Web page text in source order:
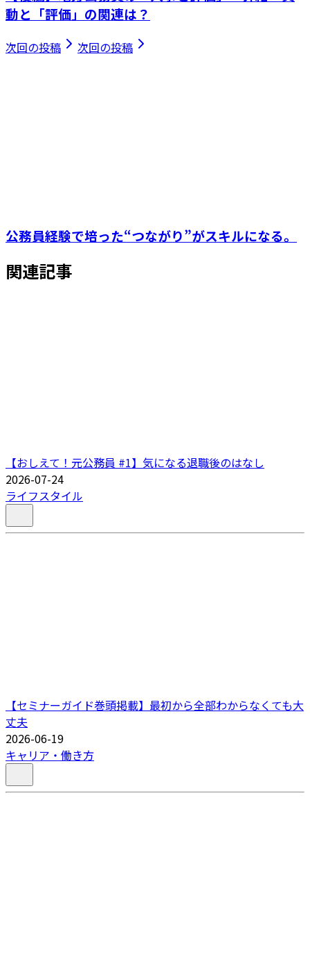
動と「評価」の関連は？
次回の投稿 次回の投稿
公務員経験で培った“つながり”がスキルになる。
関連記事
【おしえて！元公務員 #1】気になる退職後のはなし
2026-07-24
ライフスタイル
【セミナーガイド巻頭掲載】最初から全部わからなくても大
丈夫
2026-06-19
キャリア・働き方